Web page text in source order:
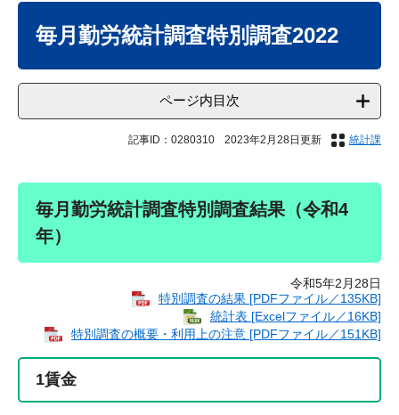
毎月勤労統計調査特別調査2022
ページ内目次
記事ID：0280310 2023年2月28日更新 統計課
毎月勤労統計調査特別調査結果（令和4
年）
令和5年2月28日
特別調査の結果 [PDFファイル／135KB]
統計表 [Excelファイル／16KB]
特別調査の概要・利用上の注意 [PDFファイル／151KB]
1賃金